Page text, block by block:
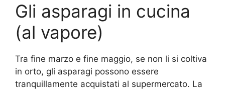
Gli asparagi in cucina
(al vapore)
Tra fine marzo e fine maggio, se non li si coltiva
in orto, gli asparagi possono essere
tranquillamente acquistati al supermercato. La